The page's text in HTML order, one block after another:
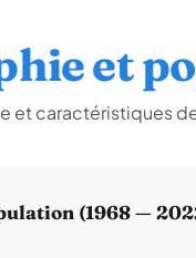
et
et caractéristiques
(1968 —